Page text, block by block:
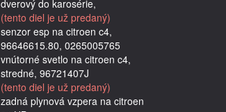
dverový do karosérie,
(tento diel je už predaný)
senzor esp na citroen c4,
96646615.80, 0265005765
vnútorné svetlo na citroen c4,
stredné, 96721407J
(tento diel je už predaný)
zadná plynová vzpera na citroen